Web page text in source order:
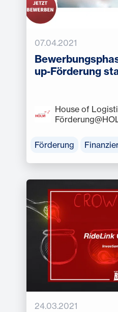
07.04.2021
up-Förderung
House of
Förderung
24.03.2021